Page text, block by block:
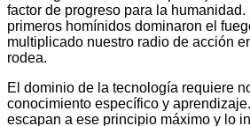
factor de progreso para la
primeros homínidos dominaron el
multiplicado nuestro radio de acción
rodea.
El dominio de la tecnología requiere
conocimiento específico y
escapan a ese principio máximo y lo